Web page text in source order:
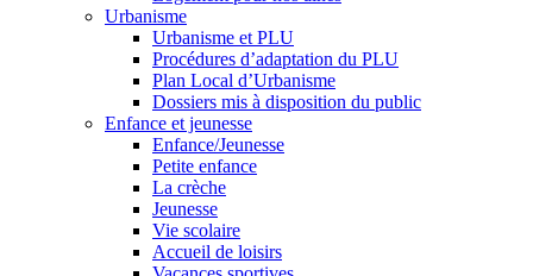
Urbanisme
Urbanisme et PLU
Procédures d’adaptation du PLU
Plan Local d’Urbanisme
Dossiers mis à disposition du public
Enfance et jeunesse
Enfance/Jeunesse
Petite enfance
La crèche
Jeunesse
Vie scolaire
Accueil de loisirs